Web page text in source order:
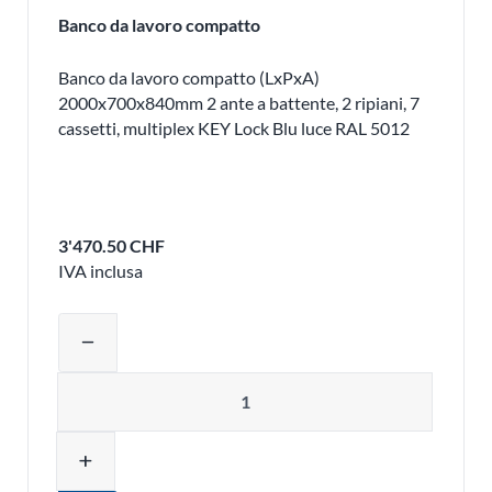
Banco da lavoro compatto
Banco da lavoro compatto (LxPxA)
2000x700x840mm 2 ante a battente, 2 ripiani, 7
cassetti, multiplex KEY Lock Blu luce RAL 5012
3'470.50 CHF
IVA inclusa
remove
add